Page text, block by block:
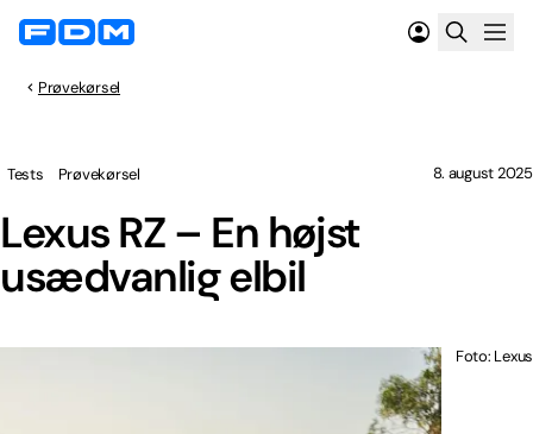
Prøvekørsel
Lexus RZ – En højst
usædvanlig elbil
Tests Prøvekørsel 8. august 2025
Foto: Lexus